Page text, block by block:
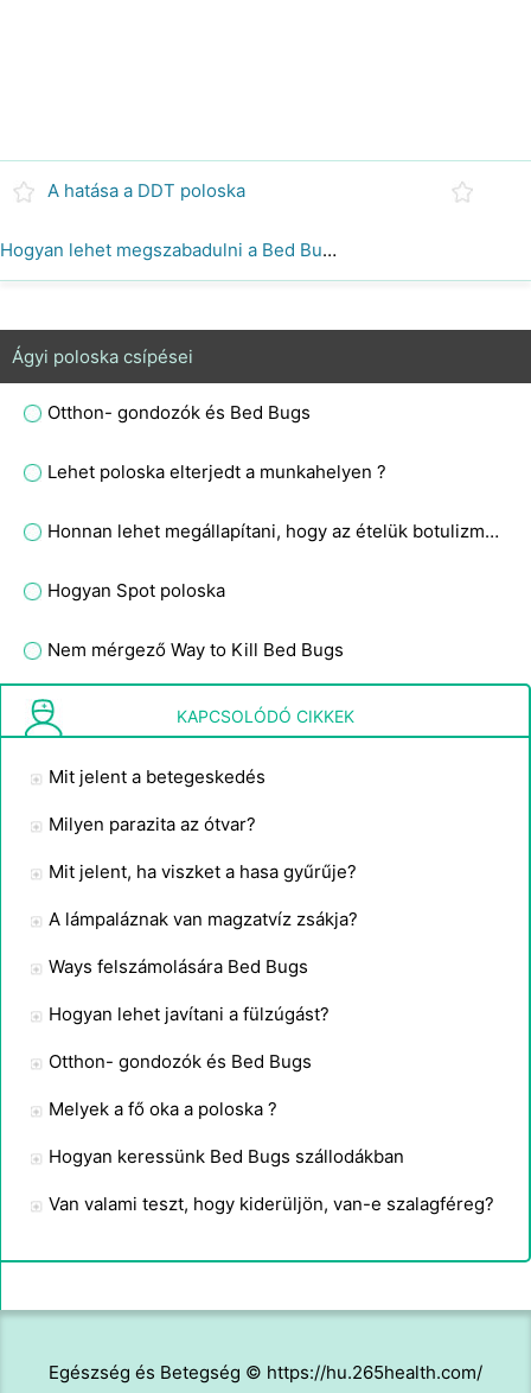
A hatása a DDT poloska
Hogyan lehet megszabadulni a Bed Bugs Indiában
Ágyi poloska csípései
Otthon- gondozók és Bed Bugs
Lehet poloska elterjedt a munkahelyen ?
Honnan lehet megállapítani, hogy az ételük botulizmussal fertőzött?
Hogyan Spot poloska
Nem mérgező Way to Kill Bed Bugs
Mi a Bed Bug szag ?KAPCSOLÓDÓ CIKKEK
Mit jelent a betegeskedés
Milyen parazita az ótvar?
Mit jelent, ha viszket a hasa gyűrűje?
A lámpaláznak van magzatvíz zsákja?
Ways felszámolására Bed Bugs
Hogyan lehet javítani a fülzúgást?
Otthon- gondozók és Bed Bugs
Melyek a fő oka a poloska ?
Hogyan keressünk Bed Bugs szállodákban
Van valami teszt, hogy kiderüljön, van-e szalagféreg?
Egészség és Betegség © https://hu.265health.com/